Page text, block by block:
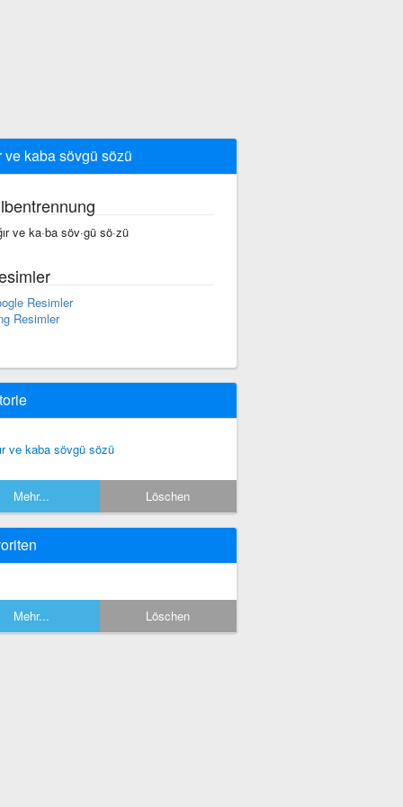
ve kaba sövgü sözü
ve ka·ba söv·gü sö·zü
Resimler
Resimler
ve kaba sövgü sözü
Mehr... Löschen
Mehr... Löschen